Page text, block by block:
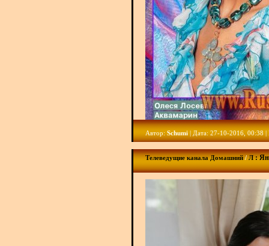
Автор: Schumi | Дата: 27-10-2016, 00:38
Телеведущие канала Домашний/Л :